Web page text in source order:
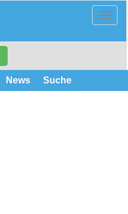
News Suche